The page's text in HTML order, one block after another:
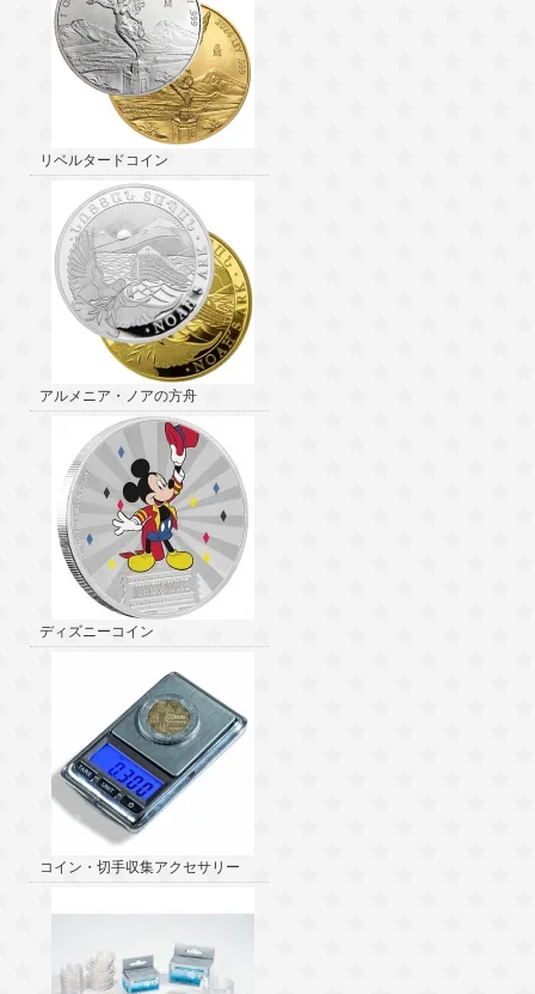
リベルタードコイン
アルメニア・ノアの方舟
ディズニーコイン
コイン・切手収集アクセサリー